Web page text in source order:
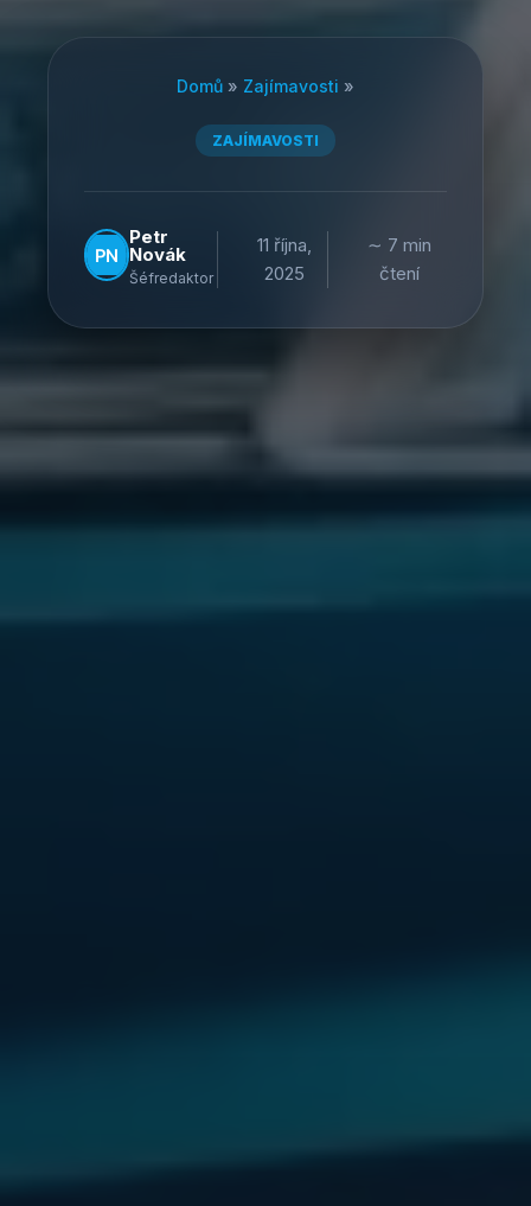
Domů » Zajímavosti »
ZAJÍMAVOSTI
Petr
Novák
Šéfredaktor
11 října,
2025
∼ 7 min
čtení